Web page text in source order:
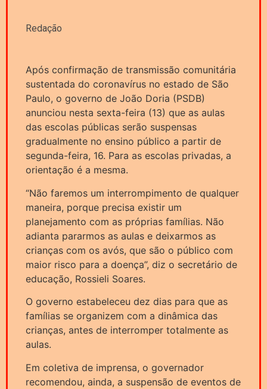
Redação
Após confirmação de transmissão comunitária
sustentada do coronavírus no estado de São
Paulo, o governo de João Doria (PSDB)
anunciou nesta sexta-feira (13) que as aulas
das escolas públicas serão suspensas
gradualmente no ensino público a partir de
segunda-feira, 16. Para as escolas privadas, a
orientação é a mesma.
“Não faremos um interrompimento de qualquer
maneira, porque precisa existir um
planejamento com as próprias famílias. Não
adianta pararmos as aulas e deixarmos as
crianças com os avós, que são o público com
maior risco para a doença”, diz o secretário de
educação, Rossieli Soares.
O governo estabeleceu dez dias para que as
famílias se organizem com a dinâmica das
crianças, antes de interromper totalmente as
aulas.
Em coletiva de imprensa, o governador
recomendou, ainda, a suspensão de eventos de